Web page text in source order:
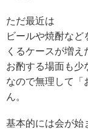
ただ最近は
ビールや焼酎な
くるケースが増え
お酌する場面も少
なので無理して「
ん。
基本的には会が始